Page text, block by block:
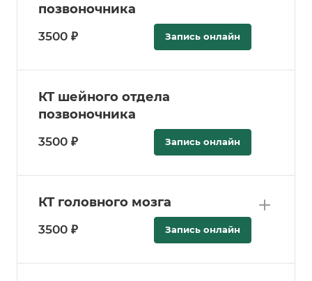
позвоночника
3500 ₽ Запись онлайн
КТ шейного отдела
позвоночника
3500 ₽ Запись онлайн
КТ головного мозга
3500 ₽ Запись онлайн